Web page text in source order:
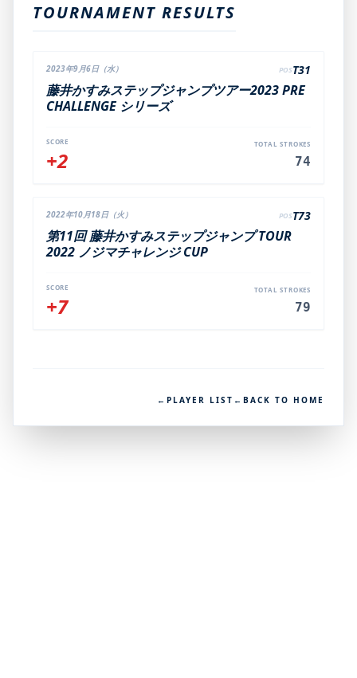
TOURNAMENT RESULTS
2023年9月6日（水） POST31
藤井かすみステップジャンプツアー2023 PRE
CHALLENGE シリーズ
SCORE
+2
TOTAL STROKES
74
2022年10月18日（火） POST73
第11回 藤井かすみステップジャンプ TOUR
2022 ノジマチャレンジ CUP
SCORE
+7
TOTAL STROKES
79
← PLAYER LIST ← BACK TO HOME